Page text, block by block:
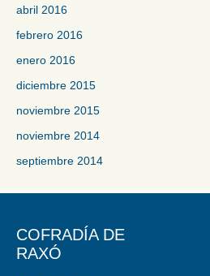
abril 2016
febrero 2016
enero 2016
diciembre 2015
noviembre 2015
noviembre 2014
septiembre 2014
COFRADÍA DE
RAXÓ